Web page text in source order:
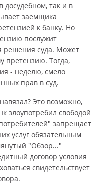
досудебном, так и в
заемщика
к банку. Но
послужит
решения суда. Может
претензию. Тогда,
- неделю, смело
прав в суд.
Это возможно,
злоупотребил свободой
запрещает
услуг обязательным
"Обзор..."
договор условия
свидетельствует